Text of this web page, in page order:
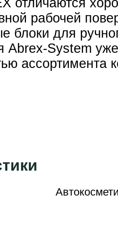
отличаются
рабочей
блоки для
Abrex-System
ассортимента